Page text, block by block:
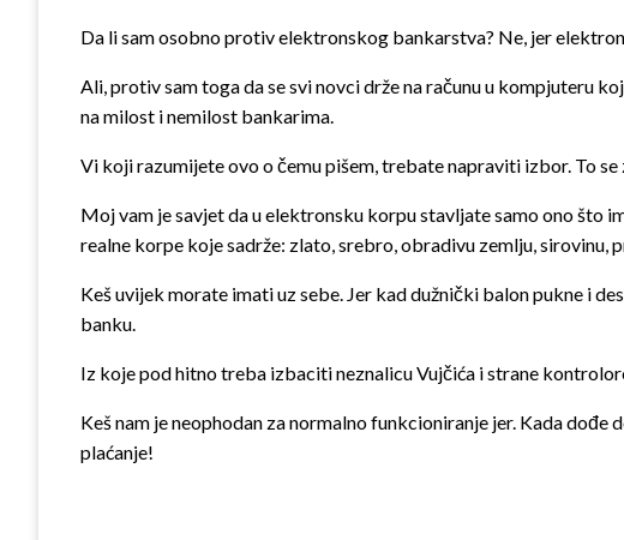
Da li sam osobno protiv elektronskog bankarstva? Ne, jer
Ali, protiv sam toga da se svi novci drže na računu u kompjuteru
na milost i nemilost bankarima.
Vi koji razumijete ovo o čemu pišem, trebate napraviti izbor. To
Moj vam je savjet da u elektronsku korpu stavljate samo ono što
realne korpe koje sadrže: zlato, srebro, obradivu zemlju, sirovinu,
Keš uvijek morate imati uz sebe. Jer kad dužnički balon pukne i
banku.
Iz koje pod hitno treba izbaciti neznalicu Vujčića i strane
Keš nam je neophodan za normalno funkcioniranje jer. Kada
plaćanje!